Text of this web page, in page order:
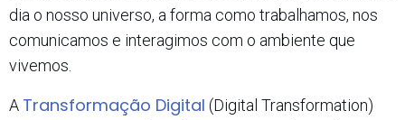
dia o nosso universo, a forma como trabalhamos, nos
comunicamos e interagimos com o ambiente que
vivemos.
A Transformação Digital (Digital Transformation)